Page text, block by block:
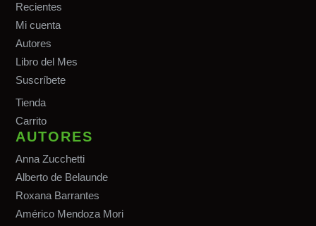
Recientes
Mi cuenta
Autores
Libro del Mes
Suscríbete
Tienda
Carrito
AUTORES
Anna Zucchetti
Alberto de Belaunde
Roxana Barrantes
Américo Mendoza Mori